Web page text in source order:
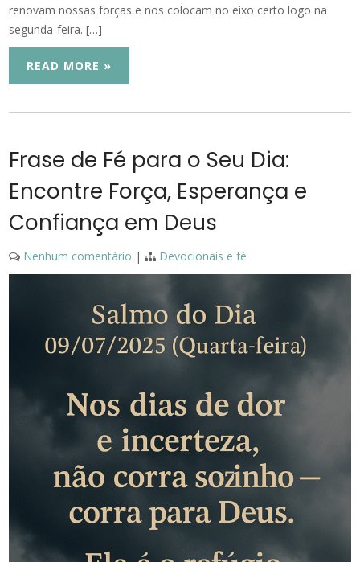
renovam nossas forças e nos colocam no eixo certo logo na
segunda-feira. […]
READ MORE »
Frase de Fé para o Seu Dia:
Encontre Força, Esperança e
Confiança em Deus
Nenhum comentário | Devocionais e fé